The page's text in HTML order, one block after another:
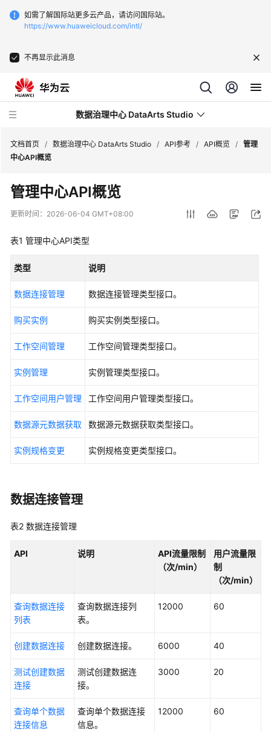
如需了解国际站更多云产品，请访问国际站。
https://www.huaweicloud.com/intl/
不再显示此消息
数据治理中心 DataArts Studio
新
动
务
告
产
介
据
理
法
快
速
入
门
南
佳
践
参
考
文档首页 / 数据治理中心 DataArts Studio / API参考 / API概览 / 管理
中心API概览
管理中心API概览
更新时间： 2026-06-04 GMT+08:00
表1 管理中心API类型
类型 说明
数据连接管理 数据连接管理类型接口。
购买实例 购买实例类型接口。
工作空间管理 工作空间管理类型接口。
实例管理 实例管理类型接口。
工作空间用户管理 工作空间用户管理类型接口。
数据源元数据获取 数据源元数据获取类型接口。
实例规格变更 实例规格变更类型接口。
数据连接管理
表2 数据连接管理
API 说明
API流量限制
（次/min）
用户流量限
制
（次/min）
查询数据连接
列表
查询数据连接列
表。
12000 60
创建数据连接 创建数据连接。 6000 40
测试创建数据
连接
测试创建数据连
接。
3000 20
查询单个数据
连接信息
查询单个数据连接
信息。
12000 60